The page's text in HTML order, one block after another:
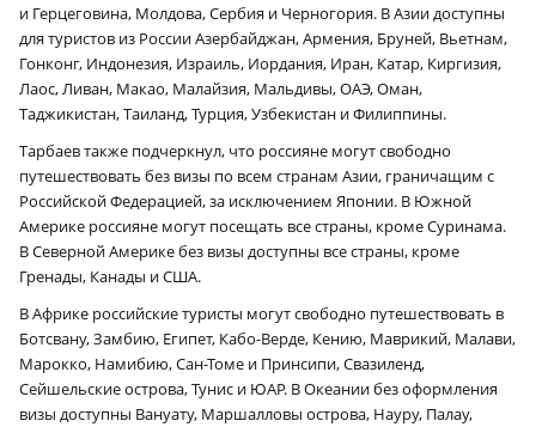
и Герцеговина, Молдова, Сербия и Черногория. В Азии доступны
для туристов из России Азербайджан, Армения, Бруней, Вьетнам,
Гонконг, Индонезия, Израиль, Иордания, Иран, Катар, Киргизия,
Лаос, Ливан, Макао, Малайзия, Мальдивы, ОАЭ, Оман,
Таджикистан, Таиланд, Турция, Узбекистан и Филиппины.
Тарбаев также подчеркнул, что россияне могут свободно
путешествовать без визы по всем странам Азии, граничащим с
Российской Федерацией, за исключением Японии. В Южной
Америке россияне могут посещать все страны, кроме Суринама.
В Северной Америке без визы доступны все страны, кроме
Гренады, Канады и США.
В Африке российские туристы могут свободно путешествовать в
Ботсвану, Замбию, Египет, Кабо-Верде, Кению, Маврикий, Малави,
Марокко, Намибию, Сан-Томе и Принсипи, Свазиленд,
Сейшельские острова, Тунис и ЮАР. В Океании без оформления
визы доступны Вануату, Маршалловы острова, Науру, Палау,